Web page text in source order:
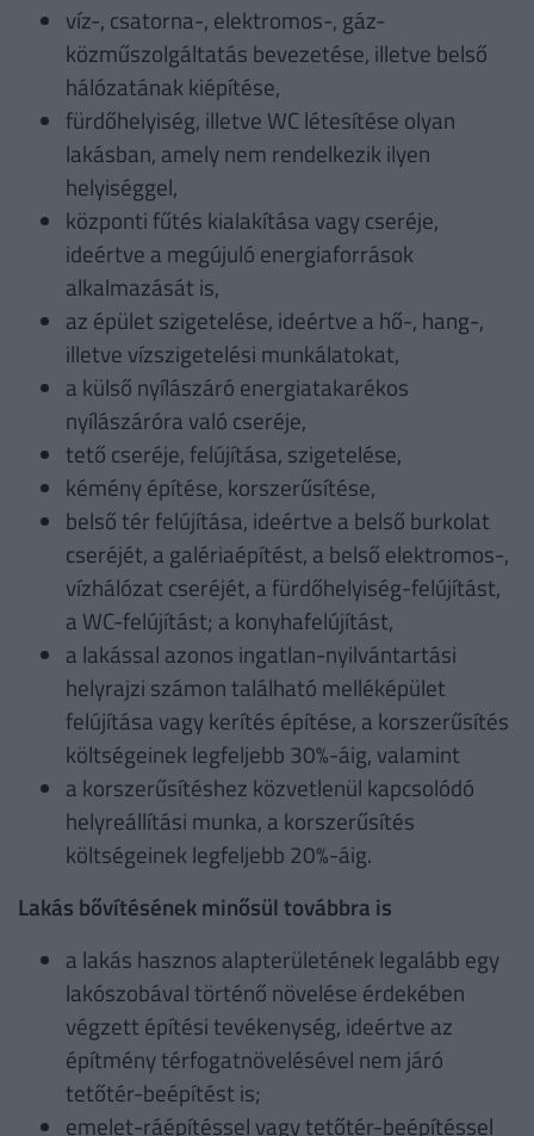
víz-, csatorna-, elektromos-, gáz-
közműszolgáltatás bevezetése, illetve belső
hálózatának kiépítése,
fürdőhelyiség, illetve WC létesítése olyan
lakásban, amely nem rendelkezik ilyen
helyiséggel,
központi fűtés kialakítása vagy cseréje,
ideértve a megújuló energiaforrások
alkalmazását is,
az épület szigetelése, ideértve a hő-, hang-,
illetve vízszigetelési munkálatokat,
a külső nyílászáró energiatakarékos
nyílászáróra való cseréje,
tető cseréje, felújítása, szigetelése,
kémény építése, korszerűsítése,
belső tér felújítása, ideértve a belső burkolat
cseréjét, a galériaépítést, a belső elektromos-,
vízhálózat cseréjét, a fürdőhelyiség-felújítást,
a WC-felújítást; a konyhafelújítást,
a lakással azonos ingatlan-nyilvántartási
helyrajzi számon található melléképület
felújítása vagy kerítés építése, a korszerűsítés
költségeinek legfeljebb 30%-áig, valamint
a korszerűsítéshez közvetlenül kapcsolódó
helyreállítási munka, a korszerűsítés
költségeinek legfeljebb 20%-áig.
Lakás bővítésének minősül továbbra is
a lakás hasznos alapterületének legalább egy
lakószobával történő növelése érdekében
végzett építési tevékenység, ideértve az
építmény térfogatnövelésével nem járó
tetőtér-beépítést is;
emelet-ráépítéssel vagy tetőtér-beépítéssel